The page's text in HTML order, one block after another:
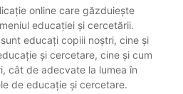
online care găzduiește
educației și cercetării.
educați copiii noștri, cine și
și cercetare, cine și cum
cât de adecvate la lumea în
de educație și cercetare.